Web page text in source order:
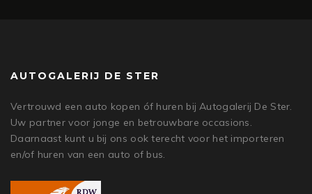
AUTOGALERIJ DE STER
Vertrouwd een auto kopen óf huren bij Autogalerij De Ster.
Uw partner voor jonge en betrouwbare occasions.
Daarnaast kunt u bij ons ook terecht voor het importeren
en/of huren van een auto of bus.